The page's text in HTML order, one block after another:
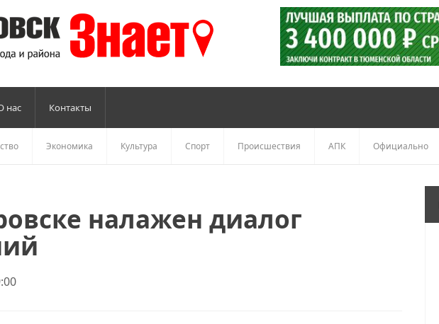
нас Контакты
Экономика Культура Спорт Происшествия АПК Официально
налажен диалог